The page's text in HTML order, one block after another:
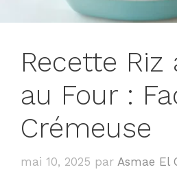
Recette Riz
au Four :
Crémeuse
mai 10, 2025 par Asmae El